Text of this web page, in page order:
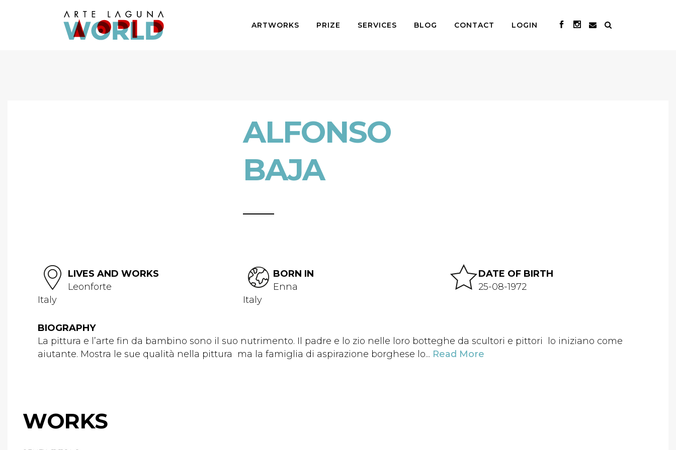
ARTWORKS PRIZE SERVICES BLOG CONTACT LOGIN
ALFONSO
BAJA
LIVES AND WORKS
Leonforte
Italy
BORN IN
Enna
Italy
DATE OF BIRTH
25-08-1972
BIOGRAPHY
La pittura e l’arte fin da bambino sono il suo nutrimento. Il padre e lo zio nelle loro botteghe da scultori e pittori lo iniziano come
aiutante. Mostra le sue qualità nella pittura ma la famiglia di aspirazione borghese lo... Read More
WORKS